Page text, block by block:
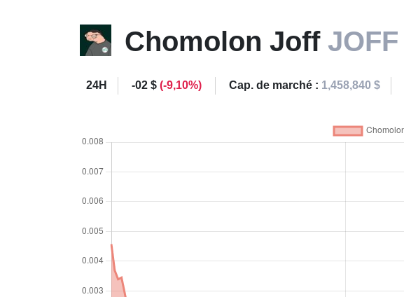
Chomolon Joff JOFF
24H -02 $ (-9,10%) Cap. de marché : 1,458,840 $